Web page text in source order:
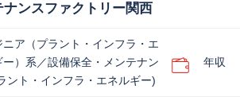
ンスファクトリー関西
ニア（プラント・インフラ・エ
ー）系／設備保全・メンテナン
ント・インフラ・エネルギー)
年収